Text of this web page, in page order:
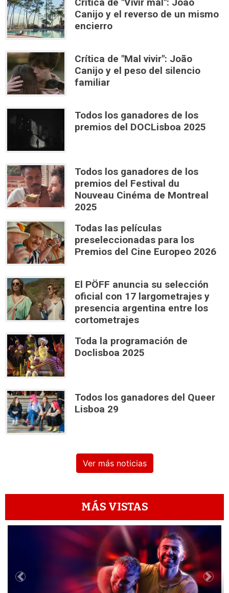
Canijo y el reverso de un mismo
encierro
Crítica de "Mal vivir": João
Canijo y el peso del silencio
familiar
Todos los ganadores de los
premios del DOCLisboa 2025
Todos los ganadores de los
premios del Festival du
Nouveau Cinéma de Montreal
2025
Todas las películas
preseleccionadas para los
Premios del Cine Europeo 2026
El PÖFF anuncia su selección
oficial con 17 largometrajes y
presencia argentina entre los
cortometrajes
Toda la programación de
Doclisboa 2025
Todos los ganadores del Queer
Lisboa 29
Ver más noticias
MÁS VISTAS
1
Previous Next